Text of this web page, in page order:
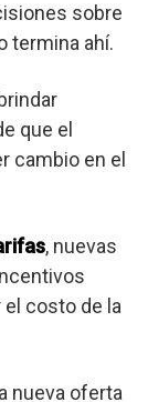
sobre
termina ahí.
que el
cambio en el
, nuevas
costo de la
nueva oferta